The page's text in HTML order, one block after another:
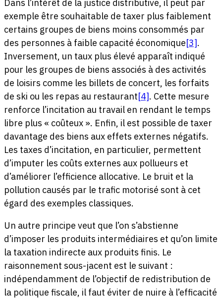
Dans l’intérêt de la justice distributive, il peut par
exemple être souhaitable de taxer plus faiblement
certains groupes de biens moins consommés par
des personnes à faible capacité économique[3].
Inversement, un taux plus élevé apparaît indiqué
pour les groupes de biens associés à des activités
de loisirs comme les billets de concert, les forfaits
de ski ou les repas au restaurant[4]. Cette mesure
renforce l’incitation au travail en rendant le temps
libre plus « coûteux ». Enfin, il est possible de taxer
davantage des biens aux effets externes négatifs.
Les taxes d’incitation, en particulier, permettent
d’imputer les coûts externes aux pollueurs et
d’améliorer l’efficience allocative. Le bruit et la
pollution causés par le trafic motorisé sont à cet
égard des exemples classiques.
Un autre principe veut que l’on s’abstienne
d’imposer les produits intermédiaires et qu’on limite
la taxation indirecte aux produits finis. Le
raisonnement sous-jacent est le suivant :
indépendamment de l’objectif de redistribution de
la politique fiscale, il faut éviter de nuire à l’efficacité